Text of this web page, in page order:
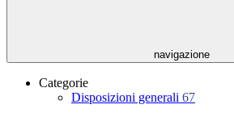
navigazione
Categorie
Disposizioni generali 67